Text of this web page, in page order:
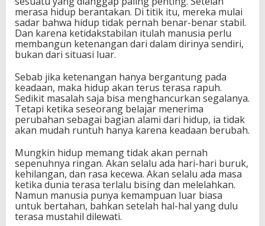
merasa hidup berantakan. Di titik itu, mereka mulai
sadar bahwa hidup tidak pernah benar-benar stabil.
Dan karena ketidakstabilan itulah manusia perlu
membangun ketenangan dari dalam dirinya sendiri,
bukan dari situasi luar.
Sebab jika ketenangan hanya bergantung pada
keadaan, maka hidup akan terus terasa rapuh.
Sedikit masalah saja bisa menghancurkan segalanya.
Tetapi ketika seseorang belajar menerima
perubahan sebagai bagian alami dari hidup, ia tidak
akan mudah runtuh hanya karena keadaan berubah.
Mungkin hidup memang tidak akan pernah
sepenuhnya ringan. Akan selalu ada hari-hari buruk,
kehilangan, dan rasa kecewa. Akan selalu ada masa
ketika dunia terasa terlalu bising dan melelahkan.
Namun manusia punya kemampuan luar biasa
untuk bertahan, bahkan setelah hal-hal yang dulu
terasa mustahil dilewati.